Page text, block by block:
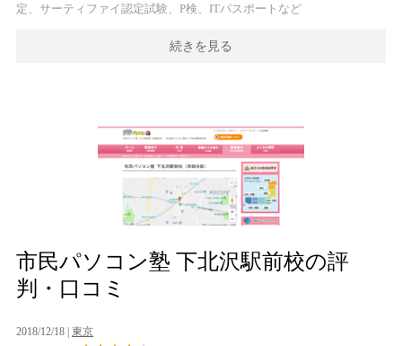
定、サーティファイ認定試験、P検、ITパスポートなど
続きを見る
市民パソコン塾 下北沢駅前校の評
判・口コミ
2018/12/18 | 東京